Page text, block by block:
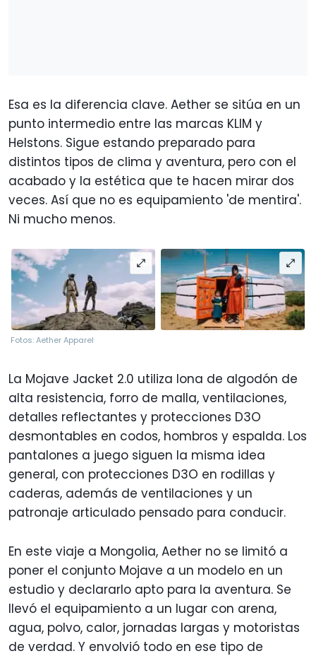
Esa es la diferencia clave. Aether se sitúa en un
punto intermedio entre las marcas KLIM y
Helstons. Sigue estando preparado para
distintos tipos de clima y aventura, pero con el
acabado y la estética que te hacen mirar dos
veces. Así que no es equipamiento 'de mentira'.
Ni mucho menos.
Fotos: Aether Apparel
La Mojave Jacket 2.0 utiliza lona de algodón de
alta resistencia, forro de malla, ventilaciones,
detalles reflectantes y protecciones D3O
desmontables en codos, hombros y espalda. Los
pantalones a juego siguen la misma idea
general, con protecciones D3O en rodillas y
caderas, además de ventilaciones y un
patronaje articulado pensado para conducir.
En este viaje a Mongolia, Aether no se limitó a
poner el conjunto Mojave a un modelo en un
estudio y declararlo apto para la aventura. Se
llevó el equipamiento a un lugar con arena,
agua, polvo, calor, jornadas largas y motoristas
de verdad. Y envolvió todo en ese tipo de